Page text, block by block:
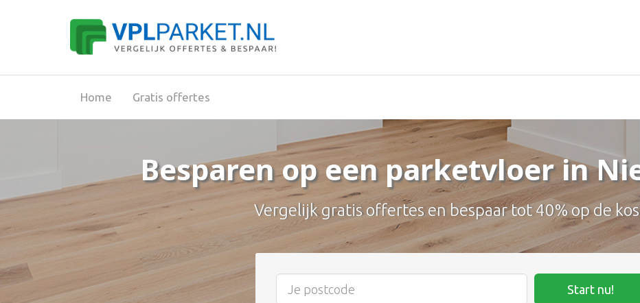
Home Gratis offertes
Besparen op een parketvloer in
Vergelijk gratis offertes en bespaar tot 40% op de
Start nu!